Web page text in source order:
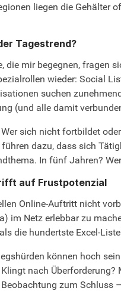
liegen die
Tagestrend?
die mir begegnen, fragen
wieder: Social
suchen
(und alle damit
sich nicht fortbildet
dazu, dass sich
In fünf Jahren?
auf Frustpotenzial
Online-Auftritt nicht
im Netz erlebbar zu
die hundertste Excel-
können hoch
nach
zum Schluss